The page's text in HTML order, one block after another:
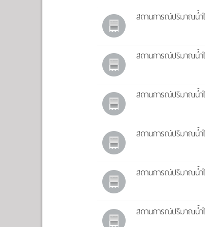
สถานการณ์ปริมาณน้ำ
สถานการณ์ปริมาณน้ำ
สถานการณ์ปริมาณน้ำ
สถานการณ์ปริมาณน้ำ
สถานการณ์ปริมาณน้ำ
สถานการณ์ปริมาณน้ำ